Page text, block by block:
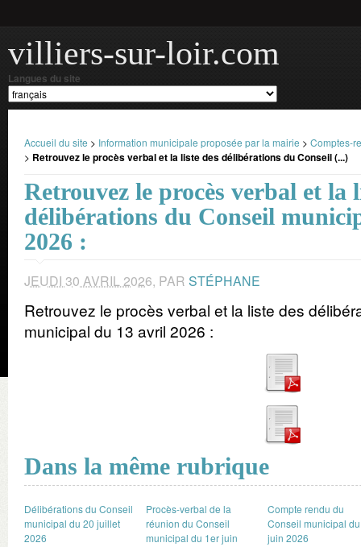
villiers-sur-loir.com
Langues du site
Accueil du site > Information municipale proposée par la mairie > Comptes-
> Retrouvez le procès verbal et la liste des délibérations du Conseil (...)
Retrouvez le procès verbal et la
délibérations du Conseil
2026 :
JEUDI 30 AVRIL 2026, PAR STÉPHANE
Retrouvez le procès verbal et la liste des
municipal du 13 avril 2026 :
Dans la même rubrique
Délibérations du Conseil
municipal du 20 juillet
2026
Procès-verbal de la
réunion du Conseil
municipal du 1er juin
Compte rendu du
Conseil municipal
juin 2026